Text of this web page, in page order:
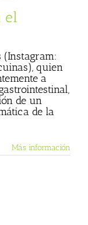
el
(Instagram:
quien
a
de un
de la
Más información